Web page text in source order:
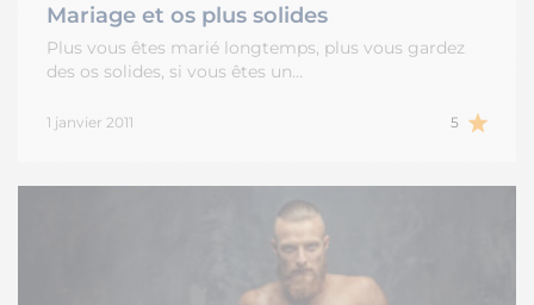
Mariage et os plus solides
Plus vous êtes marié longtemps, plus vous gardez
des os solides, si vous êtes un…
1 janvier 2011 5